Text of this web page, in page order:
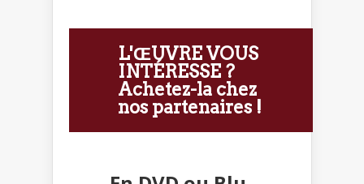
L'ŒUVRE VOUS
INTÉRESSE ?
Achetez-la chez
nos partenaires !